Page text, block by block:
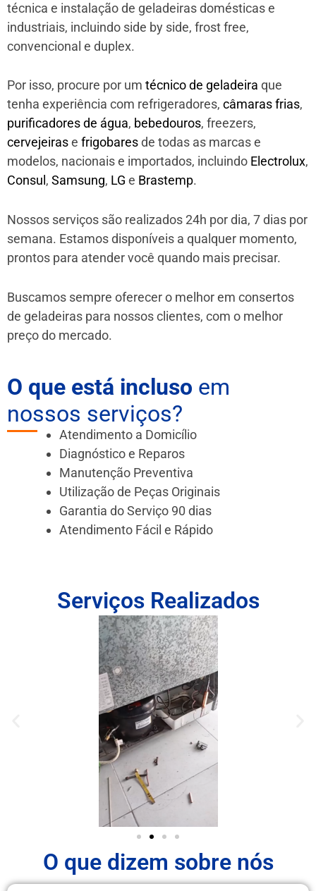
técnica e instalação de geladeiras domésticas e
industriais, incluindo side by side, frost free,
convencional e duplex.
Por isso, procure por um técnico de geladeira que
tenha experiência com refrigeradores, câmaras frias,
purificadores de água, bebedouros, freezers,
cervejeirase frigobaresde todas as marcas e
modelos, nacionais e importados, incluindo Electrolux,
Consul , Samsung, LG e Brastemp.
Nossos serviços são realizados 24h por dia, 7 dias por
semana. Estamos disponíveis a qualquer momento,
prontos para atender você quando mais precisar.
Buscamos sempre oferecer o melhor em consertos
de geladeiras para nossos clientes, com o melhor
preço do mercado.
O que está incluso em
nossos serviços?
Atendimento a Domicílio
Diagnóstico e Reparos
Manutenção Preventiva
Utilização de Peças Originais
Garantia do Serviço 90 dias
Atendimento Fácil e Rápido
Serviços Realizados
O que dizem sobre nós